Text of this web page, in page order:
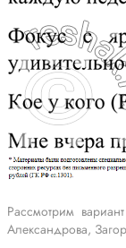
Рассмотрим
Александрова,